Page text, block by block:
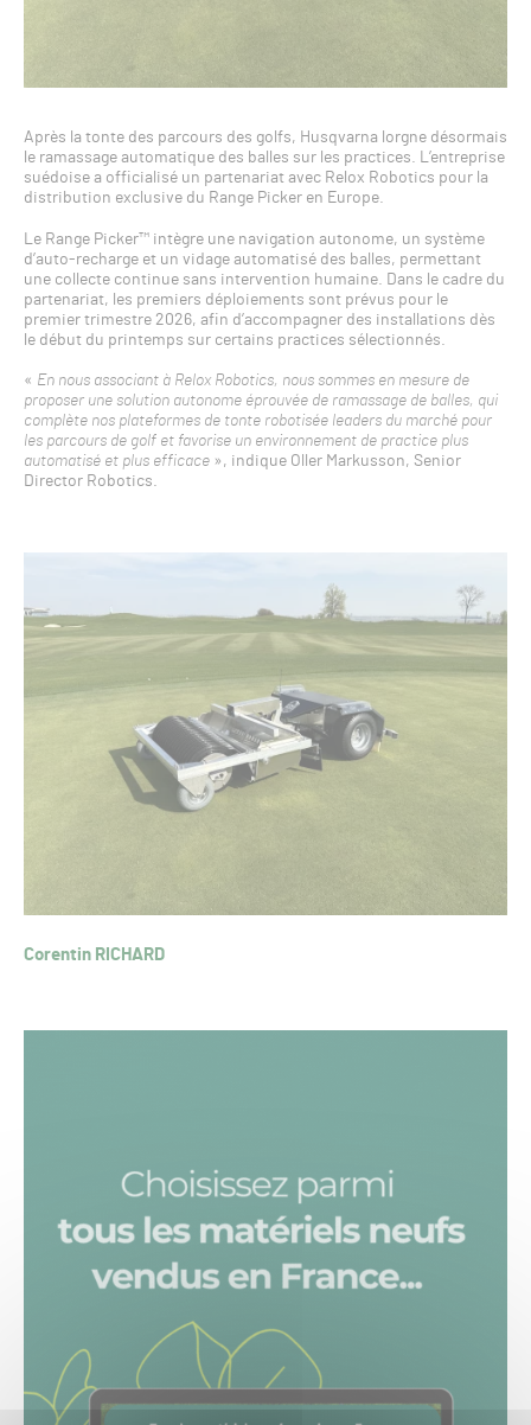
Après la tonte des parcours des golfs, Husqvarna lorgne désormais
le ramassage automatique des balles sur les practices. L’entreprise
suédoise a officialisé un partenariat avec Relox Robotics pour la
distribution exclusive du Range Picker en Europe.
Le Range Picker™ intègre une navigation autonome, un système
d’auto-recharge et un vidage automatisé des balles, permettant
une collecte continue sans intervention humaine. Dans le cadre du
partenariat, les premiers déploiements sont prévus pour le
premier trimestre 2026, afin d’accompagner des installations dès
le début du printemps sur certains practices sélectionnés.
« En nous associant à Relox Robotics, nous sommes en mesure de
proposer une solution autonome éprouvée de ramassage de balles, qui
complète nos plateformes de tonte robotisée leaders du marché pour
les parcours de golf et favorise un environnement de practice plus
automatisé et plus efficace», indique Oller Markusson, Senior
Director Robotics.
Corentin RICHARD